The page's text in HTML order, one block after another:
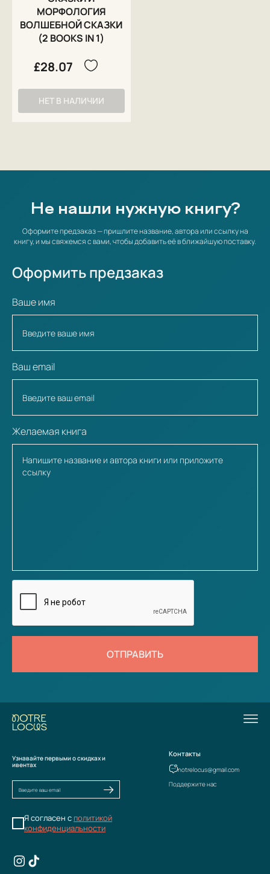
МОРФОЛОГИЯ
ВОЛШЕБНОЙ СКАЗКИ
(2 BOOKS IN 1)
£28.07
НЕТ В НАЛИЧИИ
Не нашли нужную книгу?
Оформите предзаказ — пришлите название, автора или ссылку на
книгу, и мы свяжемся с вами, чтобы добавить её в ближайшую поставку.
Оформить предзаказ
Ваше имя
Ваш email
Желаемая книга
ОТПРАВИТЬ
Узнавайте первыми о скидках и
ивентах
Я согласен с политикой
конфиденциальности
Контакты
notrelocus@gmail.com
Поддержите нас